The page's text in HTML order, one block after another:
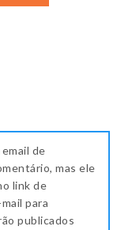
de
mas ele
link de
para
publicados